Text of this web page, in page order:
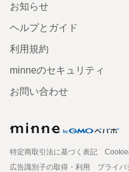
お知らせ
ヘルプとガイド
利用規約
minneのセキュリティ
お問い合わせ
特定商取引法に基づく表記
広告識別子の取得・利用
プライバ